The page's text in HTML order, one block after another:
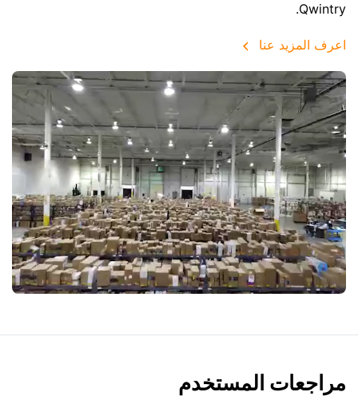
Qwintry.
اعرف المزيد عنا
مراجعات المستخدم